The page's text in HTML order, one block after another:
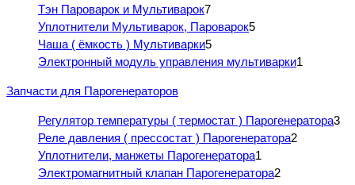
Тэн Пароварок и Мультиварок7
Уплотнители Мультиварок, Пароварок5
Чаша ( ёмкость ) Мультиварки5
Электронный модуль управления мультиварки1
Запчасти для Парогенераторов
Регулятор температуры ( термостат ) Парогенератора3
Реле давления ( прессостат ) Парогенератора2
Уплотнители, манжеты Парогенератора1
Электромагнитный клапан Парогенератора2